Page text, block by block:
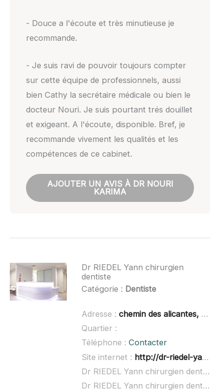
- Douce a l'écoute et très minutieuse je
recommande.
- Je suis ravi de pouvoir toujours compter
sur cette équipe de professionnels, aussi
bien Cathy la secrétaire médicale ou bien le
docteur Nouri. Je suis pourtant trés douillet
et exigeant. A l'écoute, disponible. Bref, je
recommande vivement les qualités et les
compétences de ce cabinet.
AJOUTER UN AVIS À DR NOURI
KARIMA
Dr RIEDEL Yann chirurgien
dentiste
Catégorie : Dentiste
Adresse : chemin des alicantes, pôle santé Louis Serre Bat b 1er étage, 34
Quartier :
Téléphone : Contacter
Site internet : http://dr-riedel-yann.chirurgiens-dentistes.fr/
Dr RIEDEL Yann chirurgien dentiste à domicile :
Dr RIEDEL Yann chirurgien dentiste ouvert dimanche :